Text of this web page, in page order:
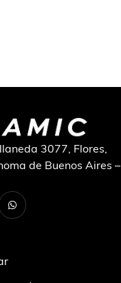
3077, Flores,
de Buenos Aires –